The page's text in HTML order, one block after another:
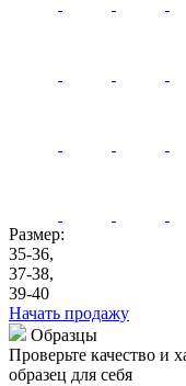
Размер:
35-36,
37-38,
39-40
Начать продажу
Образцы
Проверьте качество и
образец для себя